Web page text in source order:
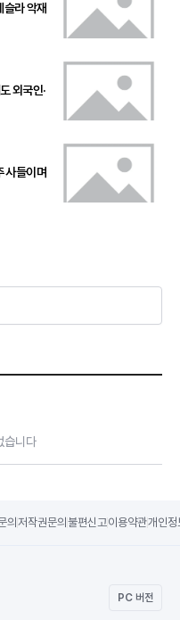
라 악재
외국인·
사들이며
습니다
의 저작권문의 불편신고이용약관개인정
PC 버전